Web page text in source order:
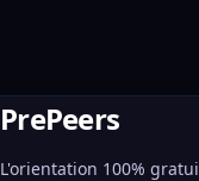
PrePeers
L'orientation 100%